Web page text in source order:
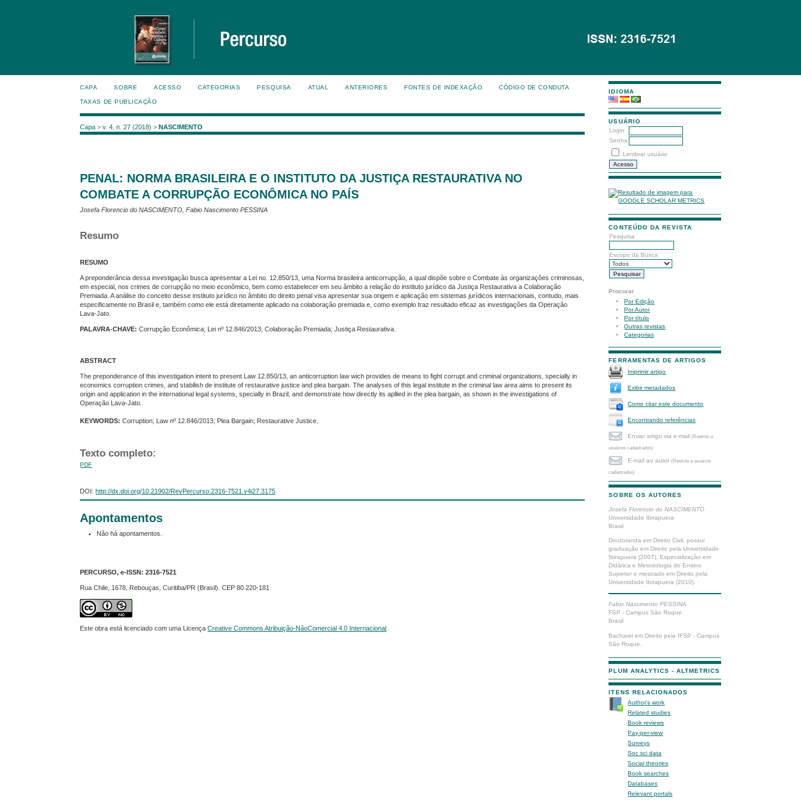
IDIOMA
USUÁRIO
Login
Senha
Lembrar usuário
CONTEÚDO DA REVISTA
Pesquisa
Escopo da Busca
Procurar
Por Edição
Por Autor
Por título
Outras revistas
Categorias
FERRAMENTAS DE ARTIGOS
Imprimir artigo
Exibir metadados
Como citar este documento
Encontrando referências
Enviar artigo via e-mail(Restrito a
usuários cadastrados)
E-mail ao autor(Restrito a usuários
cadastrados)
SOBRE OS AUTORES
Josefa Florencio do NASCIMENTO
Universidade Ibirapuera
Brasil
Doutoranda em Direito Civil, possui
graduação em Direito pela Universidade
Ibirapuera (2007), Especialização em
Didática e Metodologia do Ensino
Superior e mestrado em Direito pela
Universidade Ibirapuera (2010).
Fabio Nascimento PESSINA
FSP - Campus São Roque.
Brasil
Bacharel em Direito pela IFSP - Campus
São Roque.
PLUM ANALYTICS - ALTMETRICS
ITENS RELACIONADOS
Author's work
Related studies
Book reviews
Pay-per-view
Surveys
Soc sci data
Social theories
Book searches
Databases
Relevant portals
CAPA SOBRE ACESSO CATEGORIAS PESQUISA ATUAL ANTERIORES FONTES DE INDEXAÇÃO CÓDIGO DE CONDUTA
TAXAS DE PUBLICAÇÃO
Capa >v. 4, n. 27 (2018) >NASCIMENTO
PENAL: NORMA BRASILEIRA E O INSTITUTO DA JUSTIÇA RESTAURATIVA NO
COMBATE A CORRUPÇÃO ECONÔMICA NO PAÍS
Josefa Florencio do NASCIMENTO, Fabio Nascimento PESSINA
Resumo
RESUMO
A preponderância dessa investigação busca apresentar a Lei no. 12.850/13, uma Norma brasileira anticorrupção, a qual dispõe sobre o Combate às organizações criminosas,
em especial, nos crimes de corrupção no meio econômico, bem como estabelecer em seu âmbito a relação do instituto jurídico da Justiça Restaurativa a Colaboração
Premiada. A análise do conceito desse instituto jurídico no âmbito do direito penal visa apresentar sua origem e aplicação em sistemas jurídicos internacionais, contudo, mais
especificamente no Brasil e, também como ele está diretamente aplicado na colaboração premiada e, como exemplo traz resultado eficaz as investigações da Operação
Lava-Jato.
PALAVRA-CHAVE: Corrupção Econômica; Lei nº 12.846/2013; Colaboração Premiada; Justiça Restaurativa.
ABSTRACT
The preponderance of this investigation intent to present Law 12.850/13, an anticorruption law wich provides de means to fight corrupt and criminal organizations, specially in
economics corruption crimes, and stabilish de institute of restaurative justice and plea bargain. The analyses of this legal institute in the criminal law area aims to present its
origin and application in the international legal systems, specially in Brazil, and demonstrate how directly its apllied in the plea bargain, as shown in the investigations of
Operação Lava-Jato.
KEYWORDS: Corruption; Law nº 12.846/2013; Plea Bargain; Restaurative Justice.
Texto completo:
PDF
DOI:http://dx.doi.org/10.21902/RevPercurso.2316-7521.v4i27.3175
Apontamentos
Não há apontamentos.
PERCURSO, e-ISSN:2316-7521
Rua Chile, 1678, Rebouças, Curitiba/PR (Brasil). CEP 80.220-181
Este obra está licenciado com uma LicençaCreative Commons Atribuição-NãoComercial 4.0 Internacional